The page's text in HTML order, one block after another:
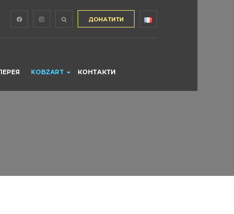
ДОНАТИТИ
KOBZART КОНТАКТИ